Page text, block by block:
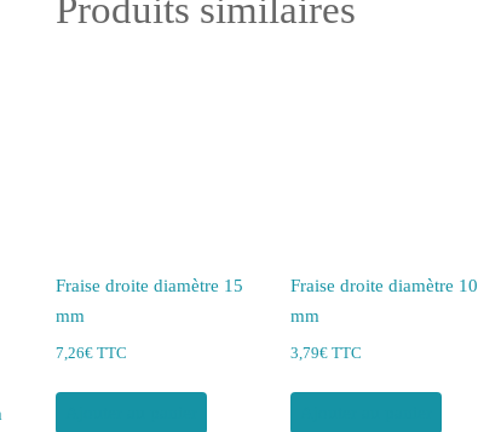
Produits similaires
Fraise droite diamètre 15
mm
7,26€ TTC
Fraise droite diamètre 10
mm
3,79€ TTC